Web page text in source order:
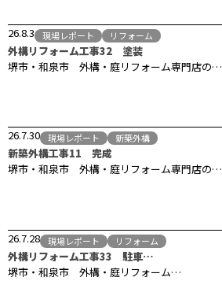
26.8.3 現場レポート リフォーム
外構リフォーム工事32 塗装
堺市・和泉市 外構・庭リフォーム専門店の…
26.7.30 現場レポート 新築外構
新築外構工事11 完成
堺市・和泉市 外構・庭リフォーム専門店の…
26.7.28 現場レポート リフォーム
外構リフォーム工事33 駐車…
堺市・和泉市 外構・庭リフォーム…